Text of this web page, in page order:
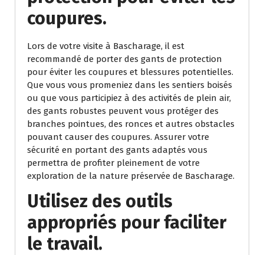
coupures.
Lors de votre visite à Bascharage, il est
recommandé de porter des gants de protection
pour éviter les coupures et blessures potentielles.
Que vous vous promeniez dans les sentiers boisés
ou que vous participiez à des activités de plein air,
des gants robustes peuvent vous protéger des
branches pointues, des ronces et autres obstacles
pouvant causer des coupures. Assurer votre
sécurité en portant des gants adaptés vous
permettra de profiter pleinement de votre
exploration de la nature préservée de Bascharage.
Utilisez des outils
appropriés pour faciliter
le travail.